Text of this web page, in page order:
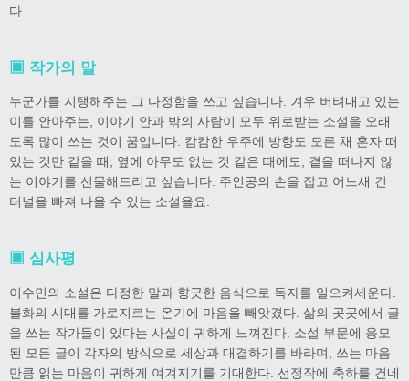
다.
▣ 작가의 말
누군가를 지탱해주는 그 다정함을 쓰고 싶습니다. 겨우 버텨내고 있는
이를 안아주는, 이야기 안과 밖의 사람이 모두 위로받는 소설을 오래
도록 많이 쓰는 것이 꿈입니다. 캄캄한 우주에 방향도 모른 채 혼자 떠
있는 것만 같을 때, 옆에 아무도 없는 것 같은 때에도, 곁을 떠나지 않
는 이야기를 선물해드리고 싶습니다. 주인공의 손을 잡고 어느새 긴
터널을 빠져 나올 수 있는 소설을요.
▣ 심사평
이수민의 소설은 다정한 말과 향긋한 음식으로 독자를 일으켜세운다.
불화의 시대를 가로지르는 온기에 마음을 빼앗겼다. 삶의 곳곳에서 글
을 쓰는 작가들이 있다는 사실이 귀하게 느껴진다. 소설 부문에 응모
된 모든 글이 각자의 방식으로 세상과 대결하기를 바라며, 쓰는 마음
만큼 읽는 마음이 귀하게 여겨지기를 기대한다. 선정작에 축하를 건네